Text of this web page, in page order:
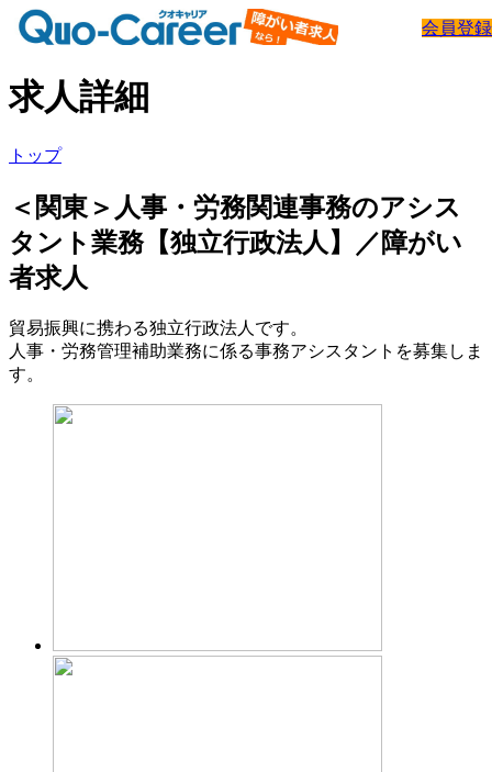
求人詳細
トップ
会員登録
＜関東＞人事・労務関連事務のアシス
タント業務【独立行政法人】／障がい
者求人
貿易振興に携わる独立行政法人です。
人事・労務管理補助業務に係る事務アシスタントを募集しま
す。